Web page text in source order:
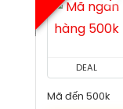
DEAL
Mã đến 500k